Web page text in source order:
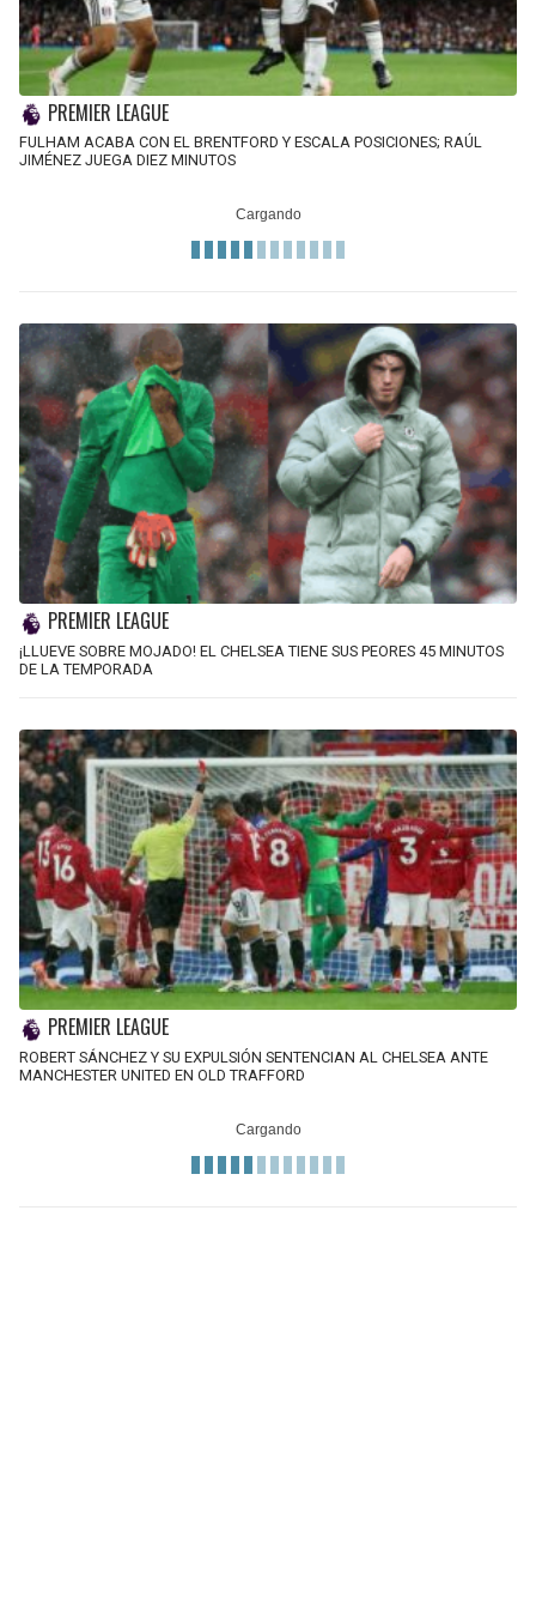
PREMIER LEAGUE
FULHAM ACABA CON EL BRENTFORD Y ESCALA POSICIONES; RAÚL
JIMÉNEZ JUEGA DIEZ MINUTOS
PREMIER LEAGUE
¡LLUEVE SOBRE MOJADO! EL CHELSEA TIENE SUS PEORES 45 MINUTOS
DE LA TEMPORADA
PREMIER LEAGUE
ROBERT SÁNCHEZ Y SU EXPULSIÓN SENTENCIAN AL CHELSEA ANTE
MANCHESTER UNITED EN OLD TRAFFORD